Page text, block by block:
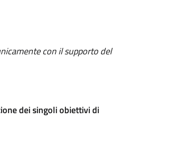
con il supporto del
dei singoli obiettivi di